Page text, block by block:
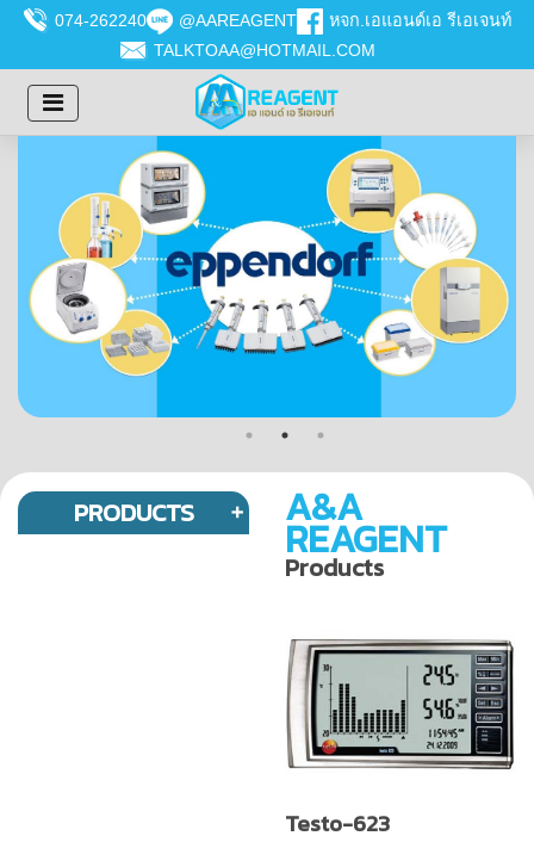
074-262240 @AAREAGENT
หจก.เอแอนด์เอ รีเอเจนท์
TALKTOAA@HOTMAIL.COM
PRODUCTS A&A
REAGENT
Products
Testo-623